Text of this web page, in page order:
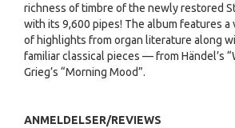
richness of timbre of the newly restored
with its 9,600 pipes! The album features a
of highlights from organ literature along
familiar classical pieces — from Händel’s
Grieg’s “Morning Mood”.
ANMELDELSER/REVIEWS